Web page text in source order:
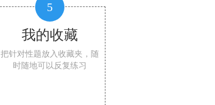
5
我的收藏
把针对性题放入收藏夹，随
时随地可以反复练习